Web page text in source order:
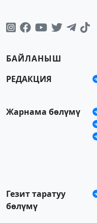
БАЙЛАНЫШ
РЕДАКЦИЯ
Жарнама бөлүмү
Гезит таратуу
бөлүмү